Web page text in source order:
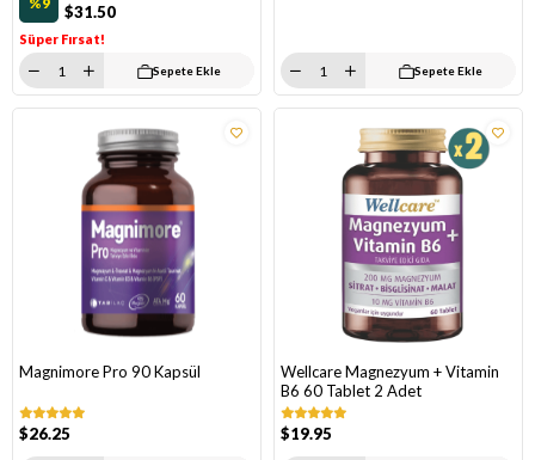
$31.50
Süper Fırsat!
Sepete Ekle Sepete Ekle
Magnimore Pro 90 Kapsül
$26.25
Wellcare Magnezyum + Vitamin
B6 60 Tablet 2 Adet
$19.95